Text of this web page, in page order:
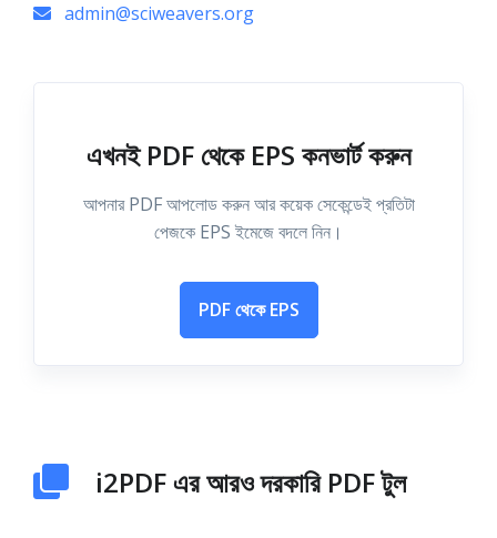
admin@sciweavers.org
এখনই PDF থেকে EPS কনভার্ট করুন
আপনার PDF আপলোড করুন আর কয়েক সেকেন্ডেই প্রতিটা
পেজকে EPS ইমেজে বদলে নিন।
PDF থেকে EPS
i2PDF এর আরও দরকারি PDF টুল